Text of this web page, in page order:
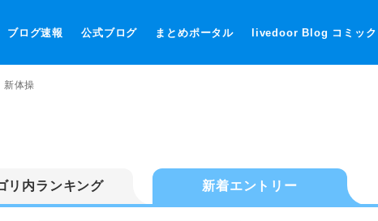
ブログ速報 公式ブログ まとめポータル livedoor Blog コミック
新体操
リ内ランキング 新着エントリー